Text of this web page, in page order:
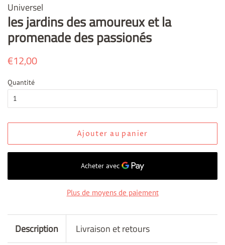
Universel
les jardins des amoureux et la
promenade des passionés
Prix
€12,00
Quantité
Ajouter au panier
Plus de moyens de paiement
Description Livraison et retours